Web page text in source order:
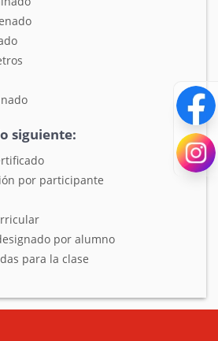
siguiente:
por participante
por alumno
para la clase